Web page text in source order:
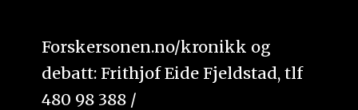
Forskersonen.no/kronikk og
debatt: Frithjof Eide Fjeldstad, tlf
480 98 388 /